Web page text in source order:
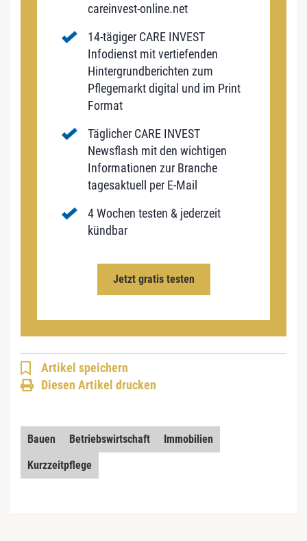
careinvest-online.net
14-tägiger CARE INVEST
Infodienst mit vertiefenden
Hintergrundberichten zum
Pflegemarkt digital und im Print
Format
Täglicher CARE INVEST
Newsflash mit den wichtigen
Informationen zur Branche
tagesaktuell per E-Mail
4 Wochen testen & jederzeit
kündbar
Jetzt gratis testen
Artikel speichern
Diesen Artikel drucken
Bauen Betriebswirtschaft
Immobilien
Kurzzeitpflege